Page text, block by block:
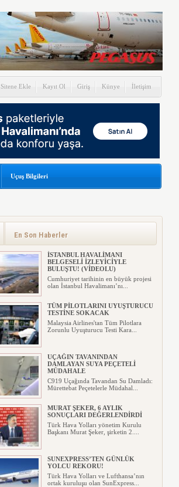
Sitene Ekle Kayıt Ol Giriş Künye İletişim
Uçuş Bilgileri
En Son Haberler
İSTANBUL HAVALİMANI
BELGESELİ İZLEYİCİYLE
BULUŞTU! (VİDEOLU)
Cumhuriyet tarihinin en büyük projesi
olan İstanbul Havalimanı’nı...
TÜM PİLOTLARINI UYUŞTURUCU
TESTİNE SOKACAK
Malaysia Airlines'tan Tüm Pilotlara
Zorunlu Uyuşturucu Testi Kara...
UÇAĞIN TAVANINDAN
DAMLAYAN SUYA PEÇETELİ
MÜDAHALE
C919 Uçağında Tavandan Su Damladı:
Mürettebat Peçetelerle Müdahal...
MURAT ŞEKER, 6 AYLIK
SONUÇLARI DEĞERLENDİRDİ
Türk Hava Yolları yönetim Kurulu
Başkanı Murat Şeker, şirketin 2....
SUNEXPRESS’TEN GÜNLÜK
YOLCU REKORU!
Türk Hava Yolları ve Lufthansa’nın
ortak kuruluşu olan SunExpress...